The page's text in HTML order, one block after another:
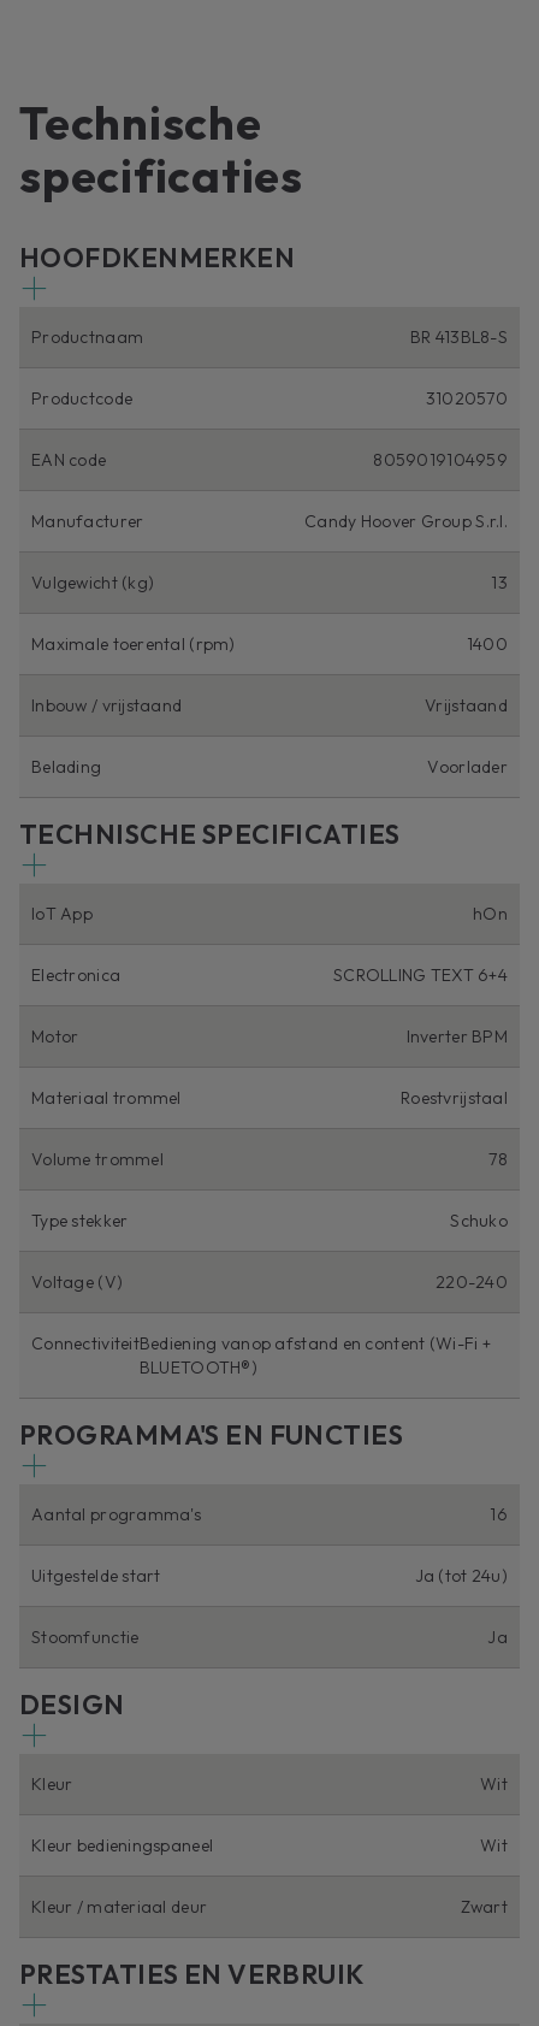
Technische
specificaties
HOOFDKENMERKEN
Productnaam BR 413BL8-S
Productcode 31020570
EAN code 8059019104959
Manufacturer Candy Hoover Group S.r.l.
Vulgewicht (kg) 13
Maximale toerental (rpm) 1400
Inbouw / vrijstaand Vrijstaand
Belading Voorlader
TECHNISCHE SPECIFICATIES
IoT App hOn
Electronica SCROLLING TEXT 6+4
Motor Inverter BPM
Materiaal trommel Roestvrijstaal
Volume trommel 78
Type stekker Schuko
Voltage (V) 220-240
ConnectiviteitBediening vanop afstand en content (Wi-Fi +
BLUETOOTH®)
PROGRAMMA'S EN FUNCTIES
Aantal programma's 16
Uitgestelde start Ja (tot 24u)
Stoomfunctie Ja
DESIGN
Kleur Wit
Kleur bedieningspaneel Wit
Kleur / materiaal deur Zwart
PRESTATIES EN VERBRUIK